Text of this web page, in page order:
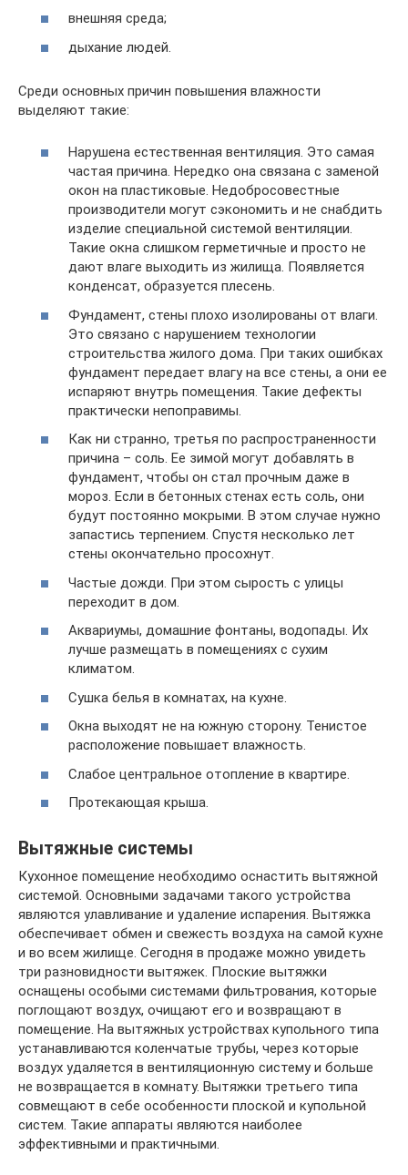
внешняя среда;
дыхание людей.
Среди основных причин повышения влажности
выделяют такие:
Нарушена естественная вентиляция. Это самая
частая причина. Нередко она связана с заменой
окон на пластиковые. Недобросовестные
производители могут сэкономить и не снабдить
изделие специальной системой вентиляции.
Такие окна слишком герметичные и просто не
дают влаге выходить из жилища. Появляется
конденсат, образуется плесень.
Фундамент, стены плохо изолированы от влаги.
Это связано с нарушением технологии
строительства жилого дома. При таких ошибках
фундамент передает влагу на все стены, а они ее
испаряют внутрь помещения. Такие дефекты
практически непоправимы.
Как ни странно, третья по распространенности
причина – соль. Ее зимой могут добавлять в
фундамент, чтобы он стал прочным даже в
мороз. Если в бетонных стенах есть соль, они
будут постоянно мокрыми. В этом случае нужно
запастись терпением. Спустя несколько лет
стены окончательно просохнут.
Частые дожди. При этом сырость с улицы
переходит в дом.
Аквариумы, домашние фонтаны, водопады. Их
лучше размещать в помещениях с сухим
климатом.
Сушка белья в комнатах, на кухне.
Окна выходят не на южную сторону. Тенистое
расположение повышает влажность.
Слабое центральное отопление в квартире.
Протекающая крыша.
Вытяжные системы
Кухонное помещение необходимо оснастить вытяжной
системой. Основными задачами такого устройства
являются улавливание и удаление испарения. Вытяжка
обеспечивает обмен и свежесть воздуха на самой кухне
и во всем жилище. Сегодня в продаже можно увидеть
три разновидности вытяжек. Плоские вытяжки
оснащены особыми системами фильтрования, которые
поглощают воздух, очищают его и возвращают в
помещение. На вытяжных устройствах купольного типа
устанавливаются коленчатые трубы, через которые
воздух удаляется в вентиляционную систему и больше
не возвращается в комнату. Вытяжки третьего типа
совмещают в себе особенности плоской и купольной
систем. Такие аппараты являются наиболее
эффективными и практичными.